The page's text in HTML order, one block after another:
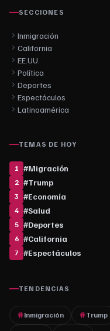
SECCIONES
Inmigración
California
EE.UU.
Política
Deportes
Espectáculos
Latinoamérica
TEMAS DE HOY
1 #Migración
2 #Trump
3 #Economía
4 #Salud
5 #Deportes
6 #California
7 #Espectáculos
TENDENCIAS
Inmigración Trump